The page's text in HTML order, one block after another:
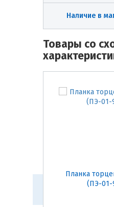
Наличие в
Товары со
Планка
(ПЭ-01-